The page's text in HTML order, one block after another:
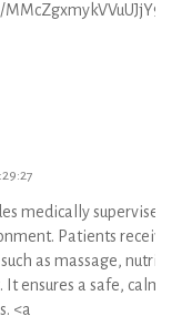
medically
Patients
as massage,
ensures a safe, calm,
<a